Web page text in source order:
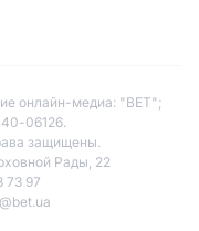
онлайн-медиа: "BET";
06126.
защищены.
Рады, 22
73 97